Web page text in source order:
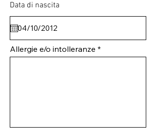
Data di nascita
Allergie e/o intolleranze